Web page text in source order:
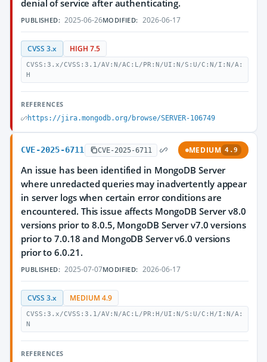
denial of service after authenticating.
PUBLISHED: 2025-06-26MODIFIED: 2026-06-17
CVSS 3.x HIGH 7.5
CVSS:3.x/CVSS:3.1/AV:N/AC:L/PR:N/UI:N/S:U/C:N/I:N/A:
H
REFERENCES
https://jira.mongodb.org/browse/SERVER-106749
CVE-2025-6711 CVE-2025-6711 MEDIUM 4.9
An issue has been identified in MongoDB Server
where unredacted queries may inadvertently appear
in server logs when certain error conditions are
encountered. This issue affects MongoDB Server v8.0
versions prior to 8.0.5, MongoDB Server v7.0 versions
prior to 7.0.18 and MongoDB Server v6.0 versions
prior to 6.0.21.
PUBLISHED: 2025-07-07MODIFIED: 2026-06-17
CVSS 3.x MEDIUM 4.9
CVSS:3.x/CVSS:3.1/AV:N/AC:L/PR:H/UI:N/S:U/C:H/I:N/A:
N
REFERENCES